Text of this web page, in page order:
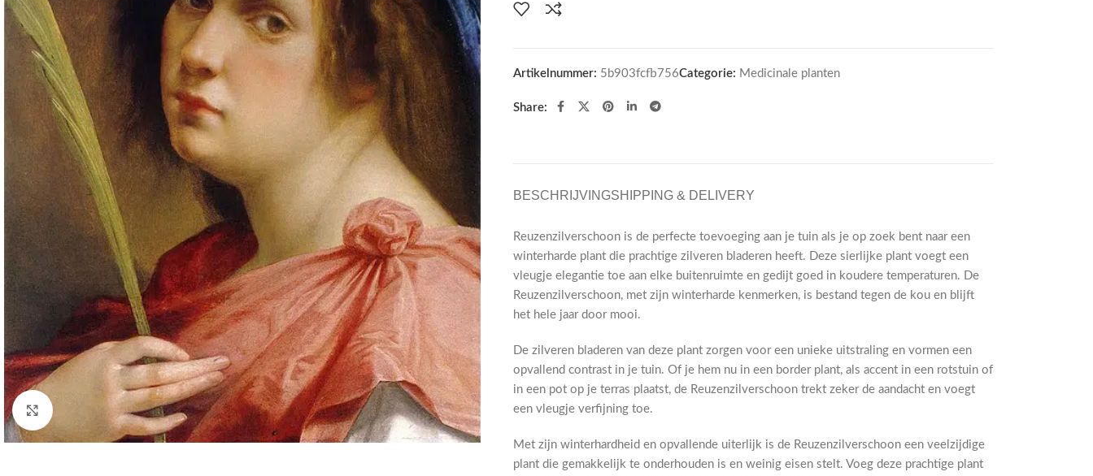
Click to enlarge
Artikelnummer: 5b903fcfb756Categorie: Medicinale planten
Share:
BESCHRIJVINGSHIPPING & DELIVERY
Reuzenzilverschoon is de perfecte toevoeging aan je tuin als je op zoek bent naar een
winterharde plant die prachtige zilveren bladeren heeft. Deze sierlijke plant voegt een
vleugje elegantie toe aan elke buitenruimte en gedijt goed in koudere temperaturen. De
Reuzenzilverschoon, met zijn winterharde kenmerken, is bestand tegen de kou en blijft
het hele jaar door mooi.
De zilveren bladeren van deze plant zorgen voor een unieke uitstraling en vormen een
opvallend contrast in je tuin. Of je hem nu in een border plant, als accent in een rotstuin of
in een pot op je terras plaatst, de Reuzenzilverschoon trekt zeker de aandacht en voegt
een vleugje verfijning toe.
Met zijn winterhardheid en opvallende uiterlijk is de Reuzenzilverschoon een veelzijdige
plant die gemakkelijk te onderhouden is en weinig eisen stelt. Voeg deze prachtige plant